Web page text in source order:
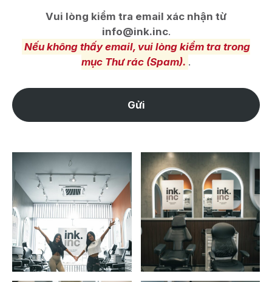
Vui lòng kiểm tra email xác nhận từ
info@ink.inc.
Nếu không thấy email, vui lòng kiểm tra trong
mục Thư rác (Spam). .
Gửi